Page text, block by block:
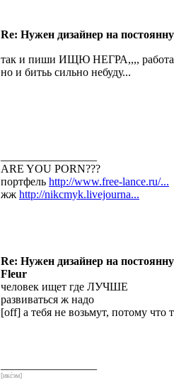
Re: Нужен дизайнер на
так и пиши ИЩЮ НЕГРА,,,, работа
но и битьь сильно небуду...
ARE YOU PORN???
портфель http://www.free-lance.ru/...
жж http://nikcmyk.livejourna...
Re: Нужен дизайнер на
Fleur
человек ищет где ЛУЧШЕ
развиваться ж надо
[off] а тебя не возьмут, потому
[икс́эм]